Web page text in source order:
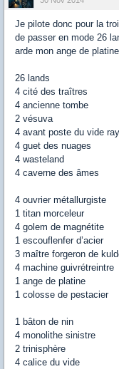
Je pilote donc pour la
de passer en mode 26
arde mon ange de
26 lands
4 cité des traîtres
4 ancienne tombe
2 vésuva
4 avant poste du vide
4 guet des nuages
4 wasteland
4 caverne des âmes
4 ouvrier métallurgiste
1 titan morceleur
4 golem de magnétite
1 escouflenfer d’acier
3 maître forgeron de
4 machine guivrétreintre
1 ange de platine
1 colosse de pestacier
1 bâton de nin
4 monolithe sinistre
2 trinisphère
4 calice du vide